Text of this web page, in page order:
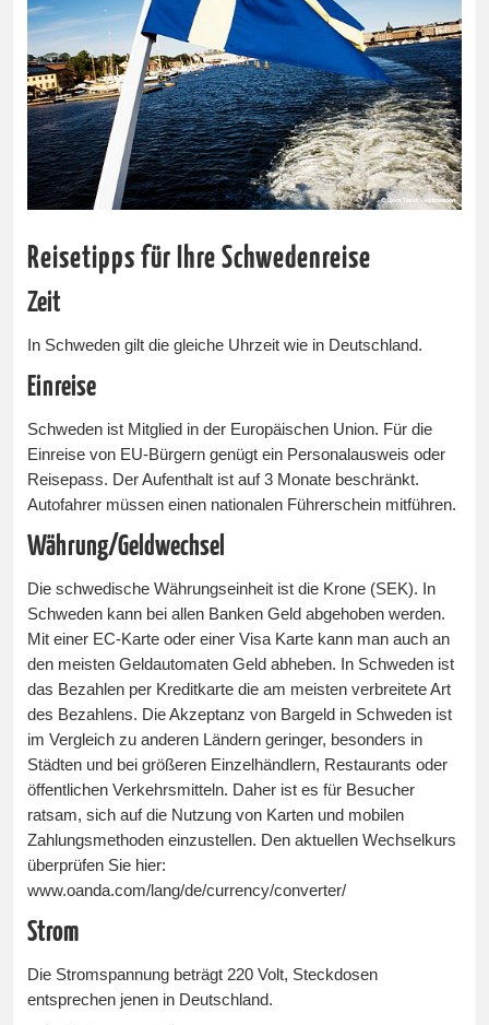
Reisetipps für Ihre Schwedenreise
Zeit
In Schweden gilt die gleiche Uhrzeit wie in Deutschland.
Einreise
Schweden ist Mitglied in der Europäischen Union. Für die
Einreise von EU-Bürgern genügt ein Personalausweis oder
Reisepass. Der Aufenthalt ist auf 3 Monate beschränkt.
Autofahrer müssen einen nationalen Führerschein mitführen.
Währung/Geldwechsel
Die schwedische Währungseinheit ist die Krone (SEK). In
Schweden kann bei allen Banken Geld abgehoben werden.
Mit einer EC-Karte oder einer Visa Karte kann man auch an
den meisten Geldautomaten Geld abheben. In Schweden ist
das Bezahlen per Kreditkarte die am meisten verbreitete Art
des Bezahlens. Die Akzeptanz von Bargeld in Schweden ist
im Vergleich zu anderen Ländern geringer, besonders in
Städten und bei größeren Einzelhändlern, Restaurants oder
öffentlichen Verkehrsmitteln. Daher ist es für Besucher
ratsam, sich auf die Nutzung von Karten und mobilen
Zahlungsmethoden einzustellen. Den aktuellen Wechselkurs
überprüfen Sie hier:
www.oanda.com/lang/de/currency/converter/
Strom
Die Stromspannung beträgt 220 Volt, Steckdosen
entsprechen jenen in Deutschland.